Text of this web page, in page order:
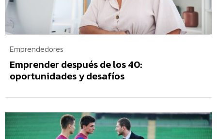
Emprendedores
Emprender después de los 40:
oportunidades y desafíos